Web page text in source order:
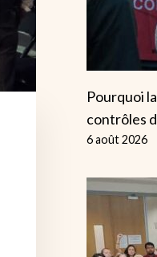
Pourquoi
contrôles
6 août 2026